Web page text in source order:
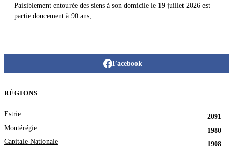
Paisiblement entourée des siens à son domicile le 19 juillet 2026 est
partie doucement à 90 ans,...
Facebook
RÉGIONS
Estrie
2091
Montérégie
1980
Capitale-Nationale
1908